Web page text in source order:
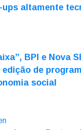
altamente
BPI e Nova
edição de
social